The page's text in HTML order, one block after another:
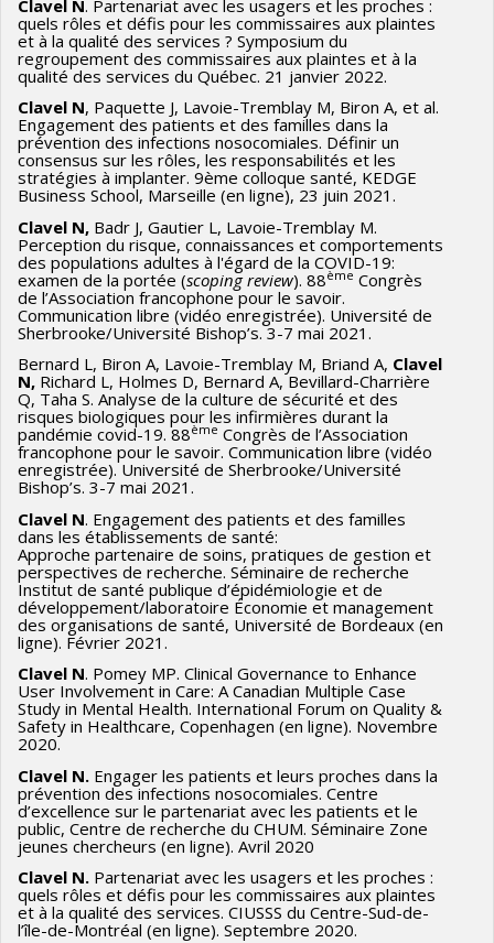
Clavel N. Partenariat avec les usagers et les proches :
quels rôles et défis pour les commissaires aux plaintes
et à la qualité des services ? Symposium du
regroupement des commissaires aux plaintes et à la
qualité des services du Québec. 21 janvier 2022.
Clavel N, Paquette J, Lavoie-Tremblay M, Biron A, et al.
Engagement des patients et des familles dans la
prévention des infections nosocomiales. Définir un
consensus sur les rôles, les responsabilités et les
stratégies à implanter. 9ème colloque santé, KEDGE
Business School, Marseille (en ligne), 23 juin 2021.
Clavel N, Badr J, Gautier L, Lavoie-Tremblay M.
Perception du risque, connaissances et comportements
des populations adultes à l'égard de la COVID-19:
examen de la portée (scoping review). 88ème Congrès
de l’Association francophone pour le savoir.
Communication libre (vidéo enregistrée). Université de
Sherbrooke/Université Bishop’s. 3-7 mai 2021.
Bernard L, Biron A, Lavoie-Tremblay M, Briand A, Clavel
N, Richard L, Holmes D, Bernard A, Bevillard-Charrière
Q, Taha S. Analyse de la culture de sécurité et des
risques biologiques pour les infirmières durant la
pandémie covid-19. 88ème Congrès de l’Association
francophone pour le savoir. Communication libre (vidéo
enregistrée). Université de Sherbrooke/Université
Bishop’s. 3-7 mai 2021.
Clavel N. Engagement des patients et des familles
dans les établissements de santé:
Approche partenaire de soins, pratiques de gestion et
perspectives de recherche. Séminaire de recherche
Institut de santé publique d’épidémiologie et de
développement/laboratoire Économie et management
des organisations de santé, Université de Bordeaux (en
ligne). Février 2021.
Clavel N. Pomey MP. Clinical Governance to Enhance
User Involvement in Care: A Canadian Multiple Case
Study in Mental Health. International Forum on Quality &
Safety in Healthcare, Copenhagen (en ligne). Novembre
2020.
Clavel N. Engager les patients et leurs proches dans la
prévention des infections nosocomiales. Centre
d’excellence sur le partenariat avec les patients et le
public, Centre de recherche du CHUM. Séminaire Zone
jeunes chercheurs (en ligne). Avril 2020
Clavel N. Partenariat avec les usagers et les proches :
quels rôles et défis pour les commissaires aux plaintes
et à la qualité des services. CIUSSS du Centre-Sud-de-
l’île-de-Montréal (en ligne). Septembre 2020.